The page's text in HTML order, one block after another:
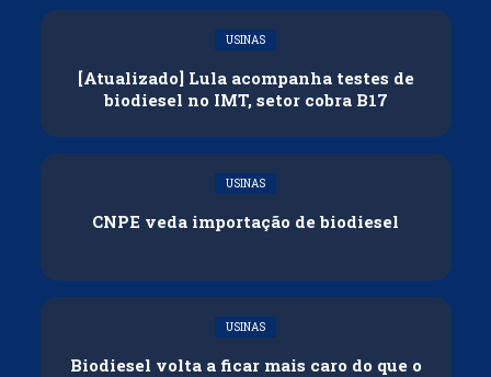
USINAS
[Atualizado] Lula acompanha testes de
biodiesel no IMT, setor cobra B17
USINAS
CNPE veda importação de biodiesel
USINAS
Biodiesel volta a ficar mais caro do que o